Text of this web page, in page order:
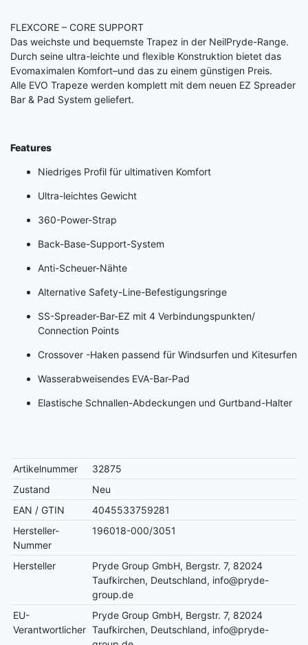
FLEXCORE – CORE SUPPORT
Das weichste und bequemste Trapez in der NeilPryde-Range.
Durch seine ultra-leichte und flexible Konstruktion bietet das
Evomaximalen Komfort–und das zu einem günstigen Preis.
Alle EVO Trapeze werden komplett mit dem neuen EZ Spreader
Bar & Pad System geliefert.
Features
Niedriges Profil für ultimativen Komfort
Ultra-leichtes Gewicht
360-Power-Strap
Back-Base-Support-System
Anti-Scheuer-Nähte
Alternative Safety-Line-Befestigungsringe
SS-Spreader-Bar-EZ mit 4 Verbindungspunkten/
Connection Points
Crossover -Haken passend für Windsurfen und Kitesurfen
Wasserabweisendes EVA-Bar-Pad
Elastische Schnallen-Abdeckungen und Gurtband-Halter
Artikelnummer
32875
Zustand
Neu
EAN / GTIN
4045533759281
Hersteller-
Nummer
196018-000/3051
Hersteller
Pryde Group GmbH, Bergstr. 7, 82024
Taufkirchen, Deutschland, info@pryde-
group.de
EU-
Verantwortlicher
Pryde Group GmbH, Bergstr. 7, 82024
Taufkirchen, Deutschland, info@pryde-